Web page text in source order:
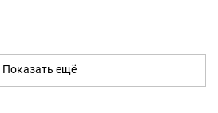
Показать ещё